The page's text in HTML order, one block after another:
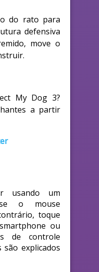
do rato para
defensiva
move o
My Dog 3?
a partir
usando um
o mouse
toque
ou
de controle
são explicados